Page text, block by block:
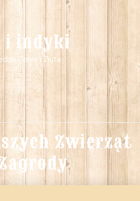
i indyki
i Ziuta
Zwierząt